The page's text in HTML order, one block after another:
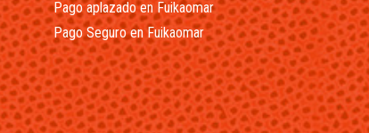
Pago aplazado en Fuikaomar
Pago Seguro en Fuikaomar